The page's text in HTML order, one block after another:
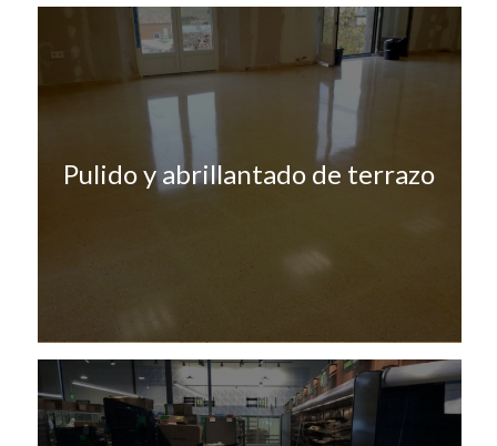
Pulido y abrillantado de terrazo